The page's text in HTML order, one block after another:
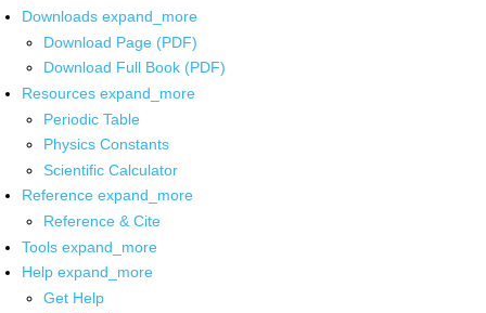
Downloads expand_more
Download Page (PDF)
Download Full Book (PDF)
Resources expand_more
Periodic Table
Physics Constants
Scientific Calculator
Reference expand_more
Reference & Cite
Tools expand_more
Help expand_more
Get Help